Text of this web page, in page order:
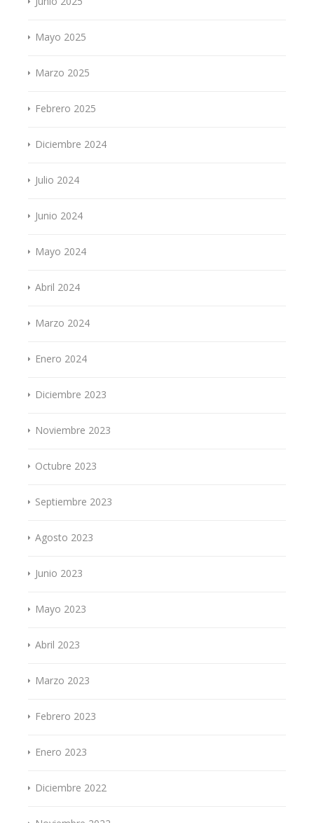
Mayo 2025
Marzo 2025
Febrero 2025
Diciembre 2024
Julio 2024
Junio 2024
Mayo 2024
Abril 2024
Marzo 2024
Enero 2024
Diciembre 2023
Noviembre 2023
Octubre 2023
Septiembre 2023
Agosto 2023
Junio 2023
Mayo 2023
Abril 2023
Marzo 2023
Febrero 2023
Enero 2023
Diciembre 2022